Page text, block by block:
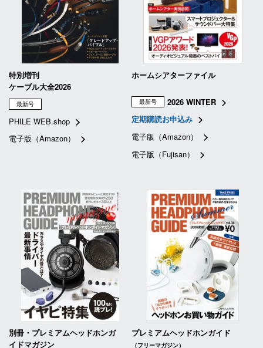
特別増刊
ケーブル大全2026
最新号
PHILE WEB.shop
電子版（Amazon）
ホームシアターファイル
最新号
2026 WINTER
定期購読お申込み
電子版（Amazon）
電子版（Fujisan）
別冊・プレミアムヘッドホンガ
イドマガジン
プレミアムヘッドホンガイド
（フリーマガジン）